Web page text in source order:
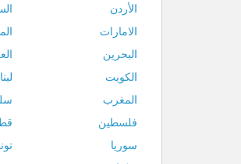
الأردن
الامارات
البحرين
الكويت
المغرب
فلسطين
سوريا